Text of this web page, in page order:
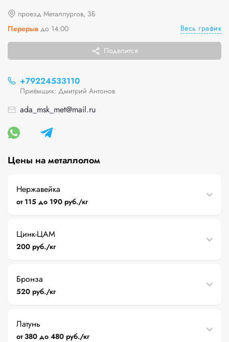
проезд Металлургов, 3Б
Перерыв до 14:00 Весь график
Поделится
+79224533110
Приёмщик: Дмитрий Антонов
ada_msk_met@mail.ru
Цены на металлолом
Нержавейка
от 115 до 190 руб./кг
Цинк-ЦАМ
200 руб./кг
Бронза
520 руб./кг
Латунь
от 380 до 480 руб./кг